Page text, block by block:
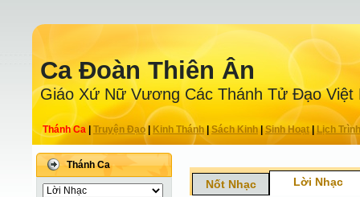
Ca Ðoàn Thiên Ân
Giáo Xứ Nữ Vương Các Thánh Tử Ðạo Việt
Thánh Ca Truyện Ðạo| Kinh Thánh Sách Kinh|Sinh Hoạt| Lịch Trình
Thánh Ca
Nốt Nhạc Lời Nhạc